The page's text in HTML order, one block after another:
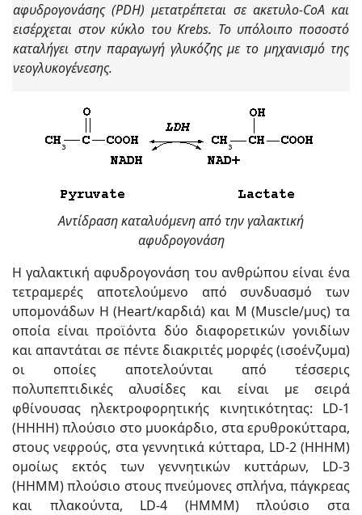
αφυδρογονάσης (PDH) μετατρέπεται σε ακετυλο-CoA και
εισέρχεται στον κύκλο του Krebs. Το υπόλοιπο ποσοστό
καταλήγει στην παραγωγή γλυκόζης με το μηχανισμό της
νεογλυκογένεσης.
Αντίδραση καταλυόμενη από την γαλακτική
αφυδρογονάση
Η γαλακτική αφυδρογονάση του ανθρώπου είναι ένα
τετραμερές αποτελούμενο από συνδυασμό των
υπομονάδων H (Heart/καρδιά) και M (Muscle/μυς) τα
οποία είναι προϊόντα δύο διαφορετικών γονιδίων
και απαντάται σε πέντε διακριτές μορφές (ισοένζυμα)
οι οποίες αποτελούνται από τέσσερις
πολυπεπτιδικές αλυσίδες και είναι με σειρά
φθίνουσας ηλεκτροφορητικής κινητικότητας: LD-1
(HHHH) πλούσιο στο μυοκάρδιο, στα ερυθροκύτταρα,
στους νεφρούς, στα γεννητικά κύτταρα, LD-2 (HHHM)
ομοίως εκτός των γεννητικών κυττάρων, LD-3
(HHMM) πλούσιο στους πνεύμονες σπλήνα, πάγκρεας
και πλακούντα, LD-4 (HMMM) πλούσιο στα